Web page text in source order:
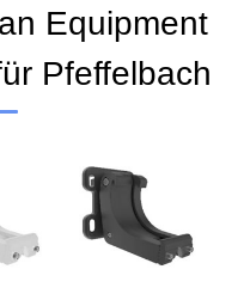
Equipment
Pfeffelbach